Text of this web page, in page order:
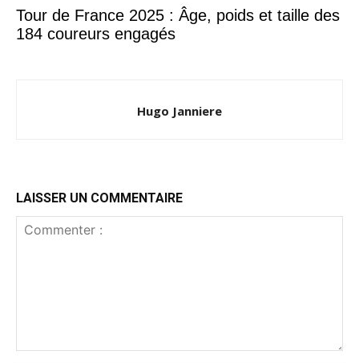
Tour de France 2025 : Âge, poids et taille des
184 coureurs engagés
Hugo Janniere
LAISSER UN COMMENTAIRE